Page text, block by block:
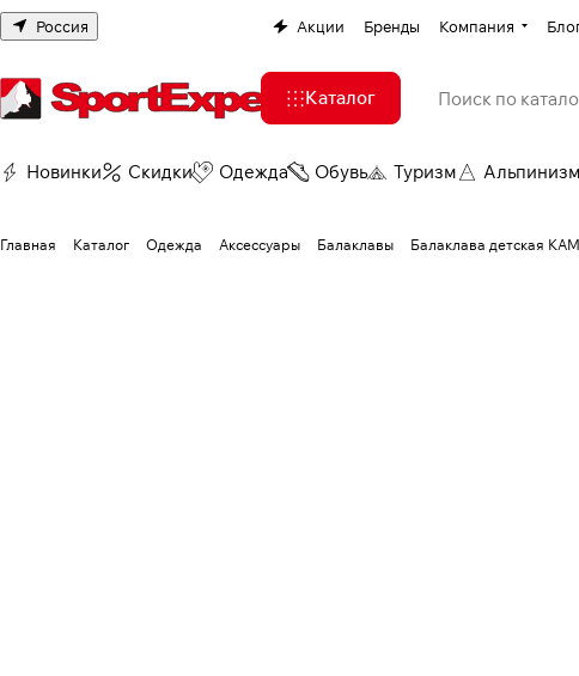
Россия Акции Бренды Компания
Каталог
Новинки Скидки Одежда Обувь Туризм Альпинизм
Главная Каталог Одежда Аксессуары Балаклавы Балаклава детская